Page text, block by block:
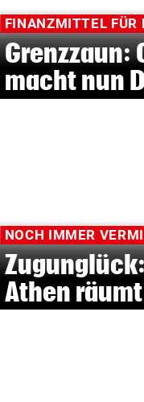
FINANZMITTEL FÜR
Grenzzaun:
macht nun
NOCH IMMER
Athen